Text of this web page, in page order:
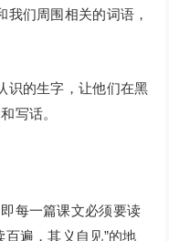
们周围相关的词语，
识的生字，让他们在黑
写话。
每一篇课文必须要读
遍，其义自见”的地